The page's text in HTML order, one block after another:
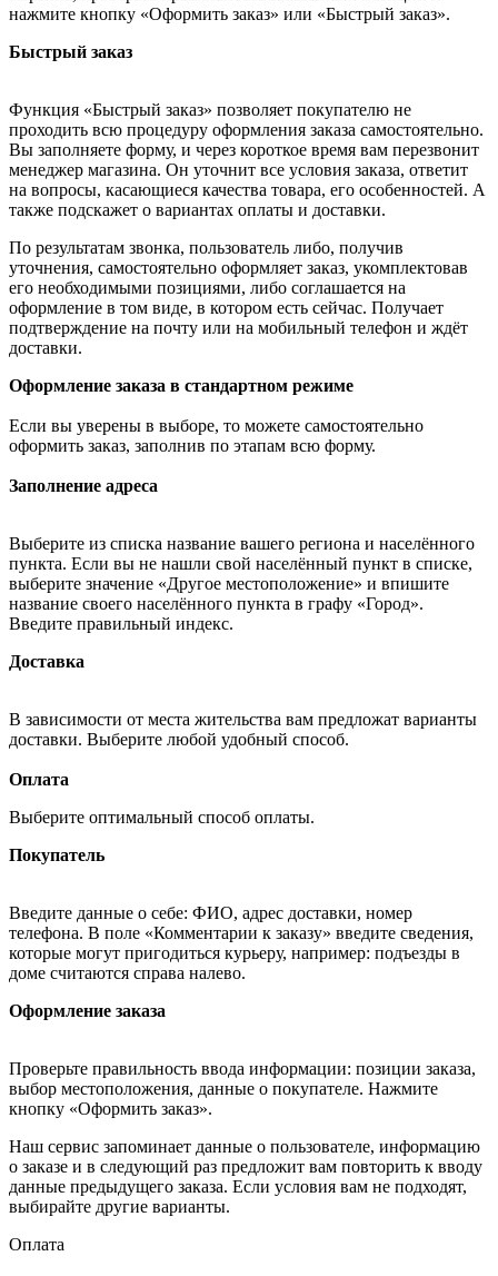
нажмите кнопку «Оформить заказ» или «Быстрый заказ».
Быстрый заказ
Функция «Быстрый заказ» позволяет покупателю не
проходить всю процедуру оформления заказа самостоятельно.
Вы заполняете форму, и через короткое время вам перезвонит
менеджер магазина. Он уточнит все условия заказа, ответит
на вопросы, касающиеся качества товара, его особенностей. А
также подскажет о вариантах оплаты и доставки.
По результатам звонка, пользователь либо, получив
уточнения, самостоятельно оформляет заказ, укомплектовав
его необходимыми позициями, либо соглашается на
оформление в том виде, в котором есть сейчас. Получает
подтверждение на почту или на мобильный телефон и ждёт
доставки.
Оформление заказа в стандартном режиме
Если вы уверены в выборе, то можете самостоятельно
оформить заказ, заполнив по этапам всю форму.
Заполнение адреса
Выберите из списка название вашего региона и населённого
пункта. Если вы не нашли свой населённый пункт в списке,
выберите значение «Другое местоположение» и впишите
название своего населённого пункта в графу «Город».
Введите правильный индекс.
Доставка
В зависимости от места жительства вам предложат варианты
доставки. Выберите любой удобный способ.
Оплата
Выберите оптимальный способ оплаты.
Покупатель
Введите данные о себе: ФИО, адрес доставки, номер
телефона. В поле «Комментарии к заказу» введите сведения,
которые могут пригодиться курьеру, например: подъезды в
доме считаются справа налево.
Оформление заказа
Проверьте правильность ввода информации: позиции заказа,
выбор местоположения, данные о покупателе. Нажмите
кнопку «Оформить заказ».
Наш сервис запоминает данные о пользователе, информацию
о заказе и в следующий раз предложит вам повторить к вводу
данные предыдущего заказа. Если условия вам не подходят,
выбирайте другие варианты.
Оплата